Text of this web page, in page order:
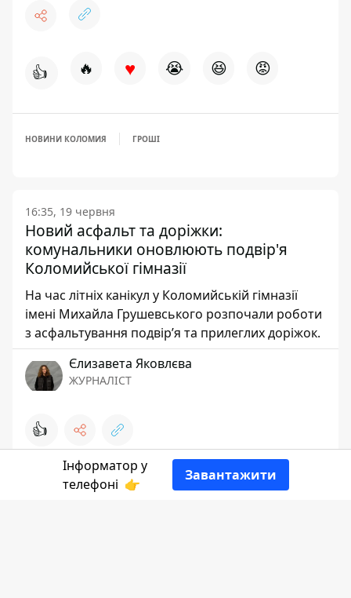
👍 🔥 ♥ 😭 😆 😡
НОВИНИ КОЛОМИЯ ГРОШІ
16:35, 19 червня
Новий асфальт та доріжки:
комунальники оновлюють подвір'я
Коломийської гімназії
На час літніх канікул у Коломийській гімназії
імені Михайла Грушевського розпочали роботи
з асфальтування подвір’я та прилеглих доріжок.
Єлизавета Яковлєва
ЖУРНАЛІСТ
👍
Інформатор у
телефоні 👉
Завантажити